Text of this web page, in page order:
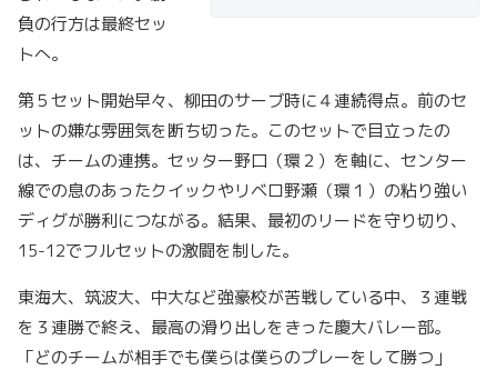
負の行方は最終セッ
トへ。
第５セット開始早々、柳田のサーブ時に４連続得点。前のセ
ットの嫌な雰囲気を断ち切った。このセットで目立ったの
は、チームの連携。セッター野口（環２）を軸に、センター
線での息のあったクイックやリベロ野瀬（環１）の粘り強い
ディグが勝利につながる。結果、最初のリードを守り切り、
15-12でフルセットの激闘を制した。
東海大、筑波大、中大など強豪校が苦戦している中、３連戦
を３連勝で終え、最高の滑り出しをきった慶大バレー部。
「どのチームが相手でも僕らは僕らのプレーをして勝つ」